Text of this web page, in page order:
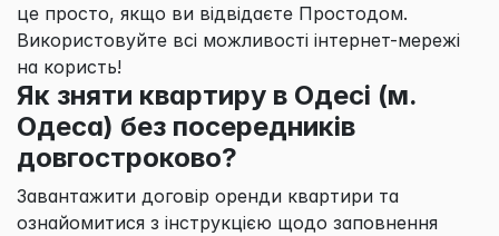
це просто, якщо ви відвідаєте Простодом.
Використовуйте всі можливості інтернет-мережі
на користь!
Як зняти квартиру в Одесі (м.
Одеса) без посередників
довгостроково?
Завантажити договір оренди квартири та
ознайомитися з інструкцією щодо заповнення